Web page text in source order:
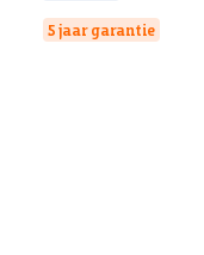
5 jaar garantie